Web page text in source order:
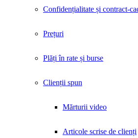
Confidențialitate și contract-
Prețuri
Plăți în rate și burse
Clienții spun
Mărturii video
Articole scrise de clienți